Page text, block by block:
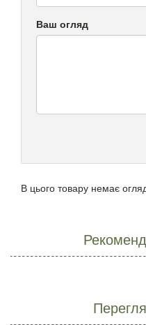
Ваш огляд
В цього товару немає